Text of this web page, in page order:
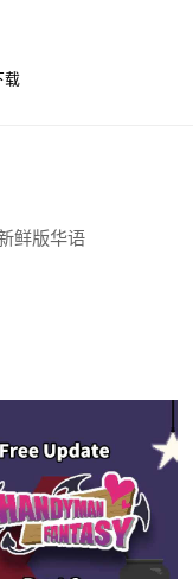
载
鲜版华语